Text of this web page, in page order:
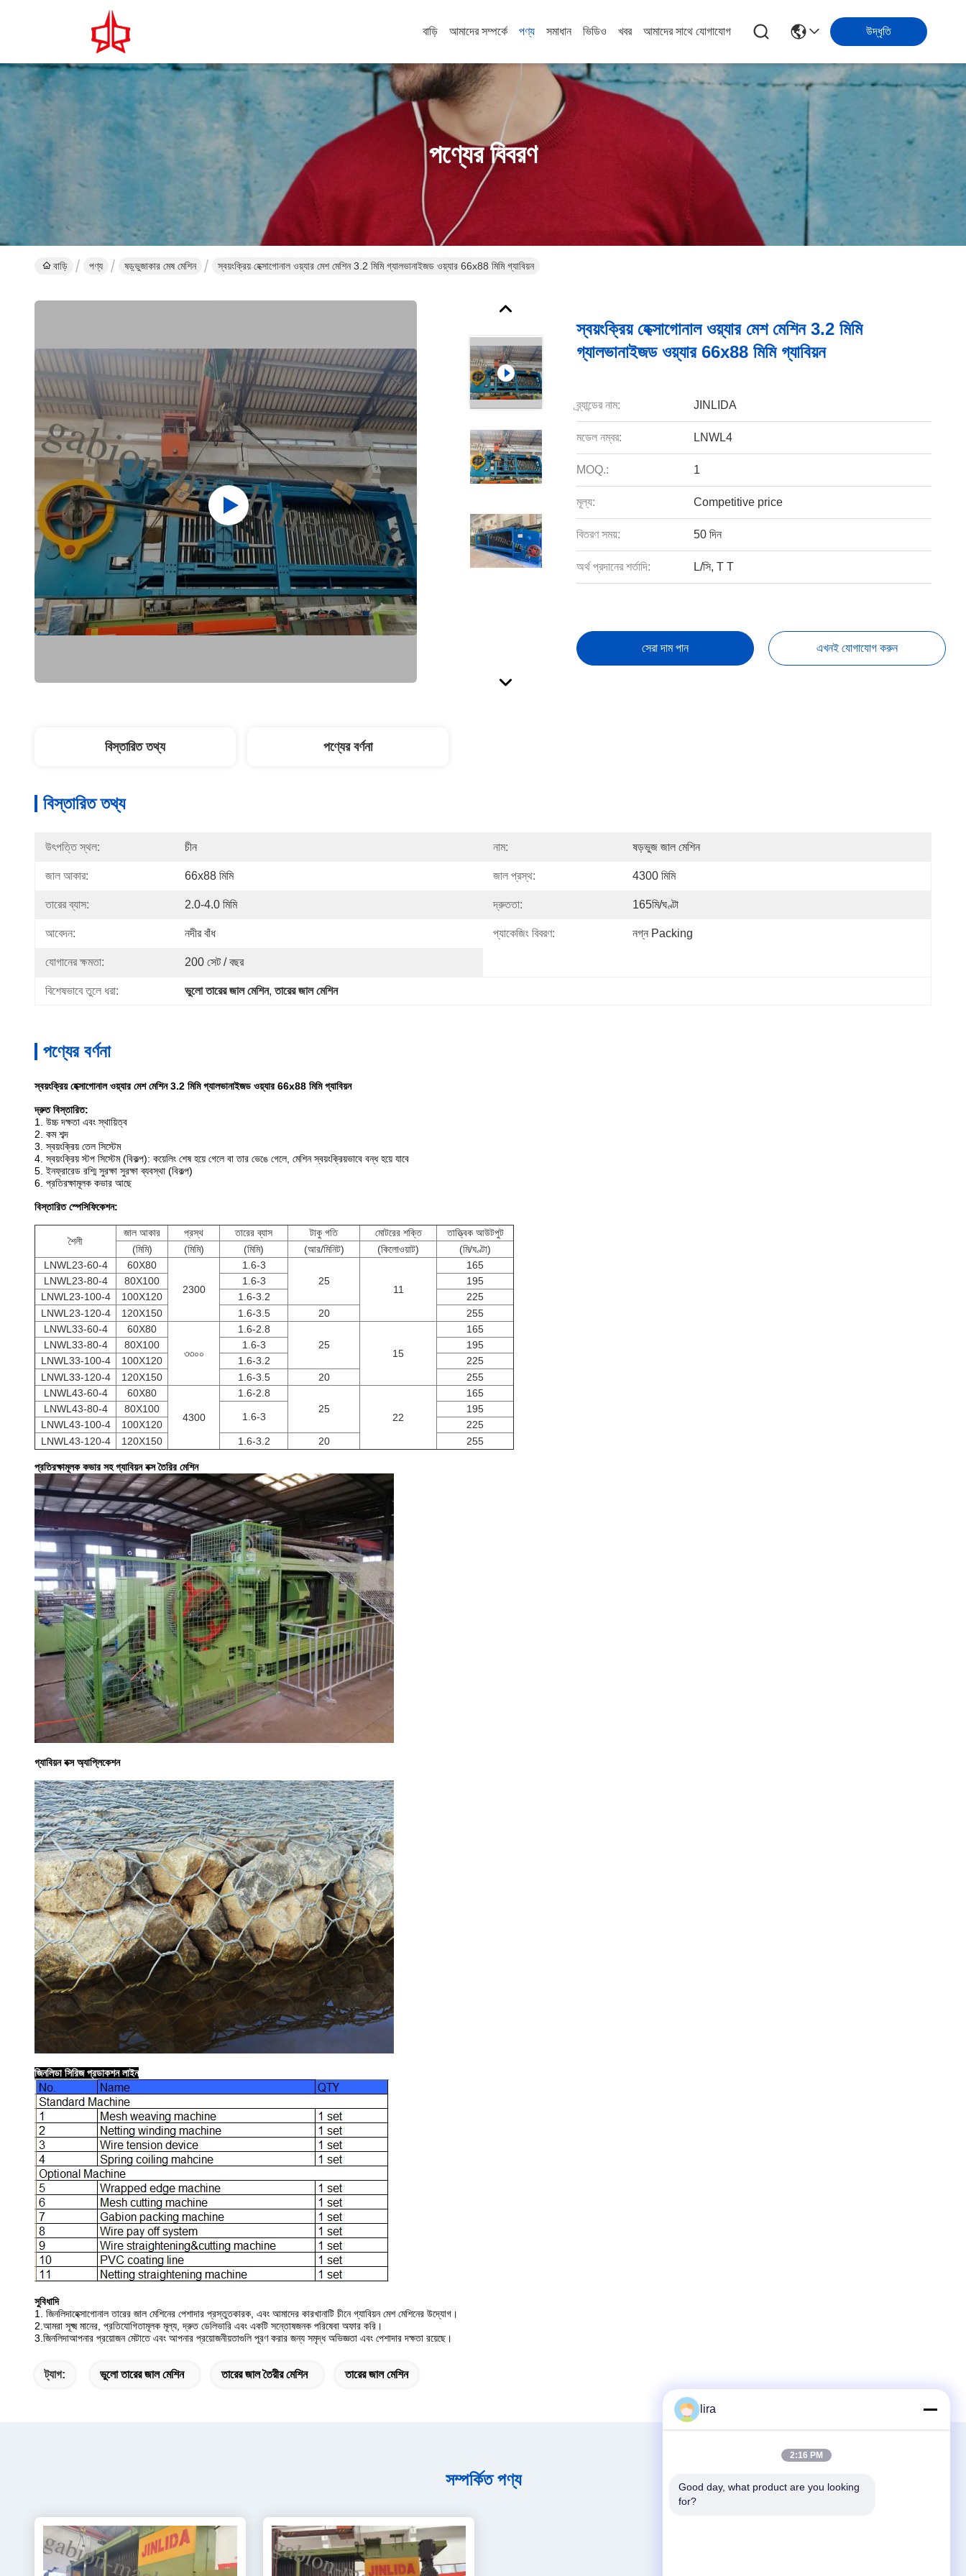
বাড়ি আমাদের সম্পর্কে পণ্য সমাধান ভিডিও খবর আমাদের সাথে যোগাযোগ উদ্ধৃতি
পণ্যের বিবরণ
বাড়ি পণ্য ষড়্ভুজাকার মেষ মেশিন স্বয়ংক্রিয় হেক্সাগোনাল ওয়্যার মেশ মেশিন 3.2 মিমি গ্যালভানাইজড ওয়্যার 66x88 মিমি গ্যাবিয়ন
স্বয়ংক্রিয় হেক্সাগোনাল ওয়্যার মেশ মেশিন 3.2 মিমি
গ্যালভানাইজড ওয়্যার 66x88 মিমি গ্যাবিয়ন
ব্র্যান্ডের নাম: JINLIDA
মডেল নম্বর: LNWL4
MOQ.: 1
মূল্য: Competitive price
বিতরণ সময়: 50 দিন
অর্থ প্রদানের শর্তাদি: L/সি, T T
সেরা দাম পান এখনই যোগাযোগ করুন
বিস্তারিত তথ্য পণ্যের বর্ণনা
বিস্তারিত তথ্য
উৎপত্তি স্থল: চীন নাম: ষড়ভুজ জাল মেশিন
জাল আকার: 66x88 মিমি জাল প্রস্থ: 4300 মিমি
তারের ব্যাস: 2.0-4.0 মিমি দ্রুততা: 165মি/ঘণ্টা
আবেদন: নদীর বাঁধ প্যাকেজিং বিবরণ: নগ্ন Packing
যোগানের ক্ষমতা: 200 সেট / বছর
বিশেষভাবে তুলে ধরা: ভুলো তারের জাল মেশিন, তারের জাল মেশিন
পণ্যের বর্ণনা
স্বয়ংক্রিয় হেক্সাগোনাল ওয়্যার মেশ মেশিন 3.2 মিমি গ্যালভানাইজড ওয়্যার 66x88 মিমি গ্যাবিয়ন
দ্রুত বিস্তারিত:
1. উচ্চ দক্ষতা এবং স্থায়িত্ব
2. কম শব্দ
3. স্বয়ংক্রিয় তেল সিস্টেম
4. স্বয়ংক্রিয় স্টপ সিস্টেম (বিকল্প): কয়েলিং শেষ হয়ে গেলে বা তার ভেঙে গেলে, মেশিন স্বয়ংক্রিয়ভাবে বন্ধ হয়ে যাবে
5. ইনফ্রারেড রশ্মি সুরক্ষা সুরক্ষা ব্যবস্থা (বিকল্প)
6. প্রতিরক্ষামূলক কভার আছে
বিস্তারিত স্পেসিফিকেশন:
শৈলী
জাল আকার প্রস্থ তারের ব্যাস টাকু গতি মোটরের শক্তি
তাত্ত্বিক আউটপুট
(মিমি)
(মিমি) (মিমি) (আর/মিনিট) (কিলোওয়াট)
(মি/ঘণ্টা)
LNWL23-60-4
60X80
2300
1.6-3
25
11
165
LNWL23-80-4
80X100 1.6-3
195
LNWL23-100-4
100X120 1.6-3.2
225
LNWL23-120-4
120X150 1.6-3.5 20
255
LNWL33-60-4
60X80
৩৩০০
1.6-2.8
25
15
165
LNWL33-80-4
80X100 1.6-3
195
LNWL33-100-4
100X120 1.6-3.2
225
LNWL33-120-4
120X150 1.6-3.5 20
255
LNWL43-60-4
60X80
4300
1.6-2.8
25
22
165
LNWL43-80-4
80X100
1.6-3
195
LNWL43-100-4
100X120
225
LNWL43-120-4
120X150 1.6-3.2 20 255
প্রতিরক্ষামূলক কভার সহ গ্যাবিয়ন বক্স তৈরির মেশিন
গ্যাবিয়ন বক্স অ্যাপ্লিকেশন
জিনলিডা সিরিজ প্রডাকশন লাইন
সুবিধাদি
1. জিনলিদাহেক্সাগোনাল তারের জাল মেশিনের পেশাদার প্রস্তুতকারক, এবং আমাদের কারখানাটি চীনে গ্যাবিয়ন মেশ মেশিনের উদ্যোগ।
2. আমরা সূক্ষ্ম মানের, প্রতিযোগিতামূলক মূল্য, দ্রুত ডেলিভারি এবং একটি সন্তোষজনক পরিষেবা অফার করি।
3. জিনলিদাআপনার প্রয়োজন মেটাতে এবং আপনার প্রয়োজনীয়তাগুলি পূরণ করার জন্য সমৃদ্ধ অভিজ্ঞতা এবং পেশাদার দক্ষতা রয়েছে।
ট্যাগ: ভুলো তারের জাল মেশিন তারের জাল তৈরীর মেশিন তারের জাল মেশিন
সম্পর্কিত পণ্য
lira
2:16 PM
Good day, what product are you looking
for?